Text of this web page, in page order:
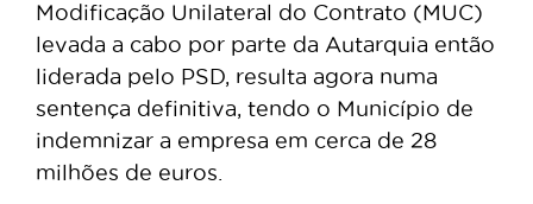
Modificação Unilateral do Contrato (MUC)
levada a cabo por parte da Autarquia então
liderada pelo PSD, resulta agora numa
sentença definitiva, tendo o Município de
indemnizar a empresa em cerca de 28
milhões de euros.